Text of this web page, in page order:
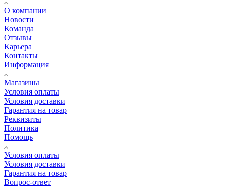
О компании
Новости
Команда
Отзывы
Карьера
Контакты
Информация
Магазины
Условия оплаты
Условия доставки
Гарантия на товар
Реквизиты
Политика
Помощь
Условия оплаты
Условия доставки
Гарантия на товар
Вопрос-ответ